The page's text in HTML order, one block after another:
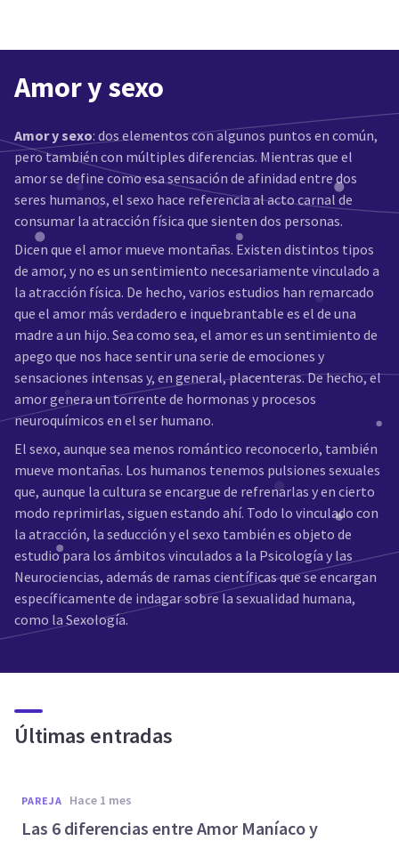
Amor y sexo
Amor y sexo: dos elementos con algunos puntos en común,
pero también con múltiples diferencias. Mientras que el
amor se define como esa sensación de afinidad entre dos
seres humanos, el sexo hace referencia al acto carnal de
consumar la atracción física que sienten dos personas.
Dicen que el amor mueve montañas. Existen distintos tipos
de amor, y no es un sentimiento necesariamente vinculado a
la atracción física. De hecho, varios estudios han remarcado
que el amor más verdadero e inquebrantable es el de una
madre a un hijo. Sea como sea, el amor es un sentimiento de
apego que nos hace sentir una serie de emociones y
sensaciones intensas y, en general, placenteras. De hecho, el
amor genera un torrente de hormonas y procesos
neuroquímicos en el ser humano.
El sexo, aunque sea menos romántico reconocerlo, también
mueve montañas. Los humanos tenemos pulsiones sexuales
que, aunque la cultura se encargue de refrenarlas y en cierto
modo reprimirlas, siguen estando ahí. Todo lo vinculado con
la atracción, la seducción y el sexo también es objeto de
estudio para los ámbitos vinculados a la Psicología y las
Neurociencias, además de ramas científicas que se encargan
específicamente de indagar sobre la sexualidad humana,
como la Sexología.
Últimas entradas
PAREJA hace 1 mes
Las 6 diferencias entre Amor Maníaco y